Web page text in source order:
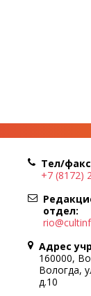
Тел/
+7 (8172)
отдел:
Адрес
160000,
Вологда,
д.10